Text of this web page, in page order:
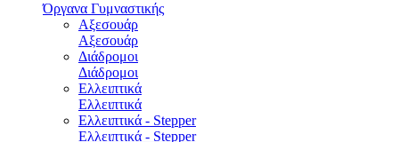
Όργανα Γυμναστικής
Αξεσουάρ
Αξεσουάρ
Διάδρομοι
Διάδρομοι
Ελλειπτικά
Ελλειπτικά
Ελλειπτικά - Stepper
Ελλειπτικά - Stepper